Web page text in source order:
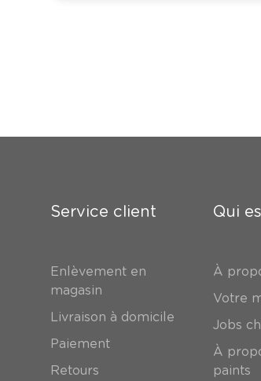
Service client
Enlèvement en
magasin
Livraison à domicile
Paiement
Retours
Qui
À
Votre
Jobs
À
paints